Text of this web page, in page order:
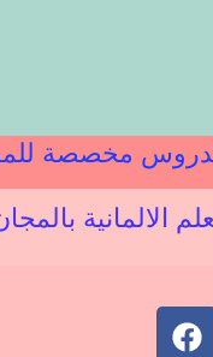
مخصصة
الالمانية